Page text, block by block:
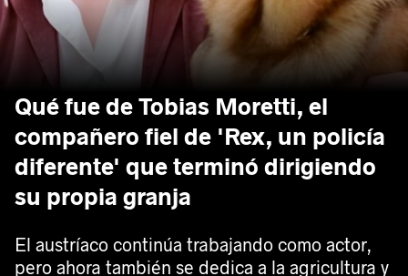
Qué fue de Tobias Moretti, el
compañero fiel de 'Rex, un policía
diferente' que terminó dirigiendo
su propia granja
El austríaco continúa trabajando como actor,
pero ahora también se dedica a la agricultura y